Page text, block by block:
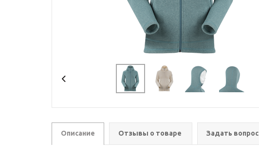
Описание Отзывы о товаре Задать вопрос